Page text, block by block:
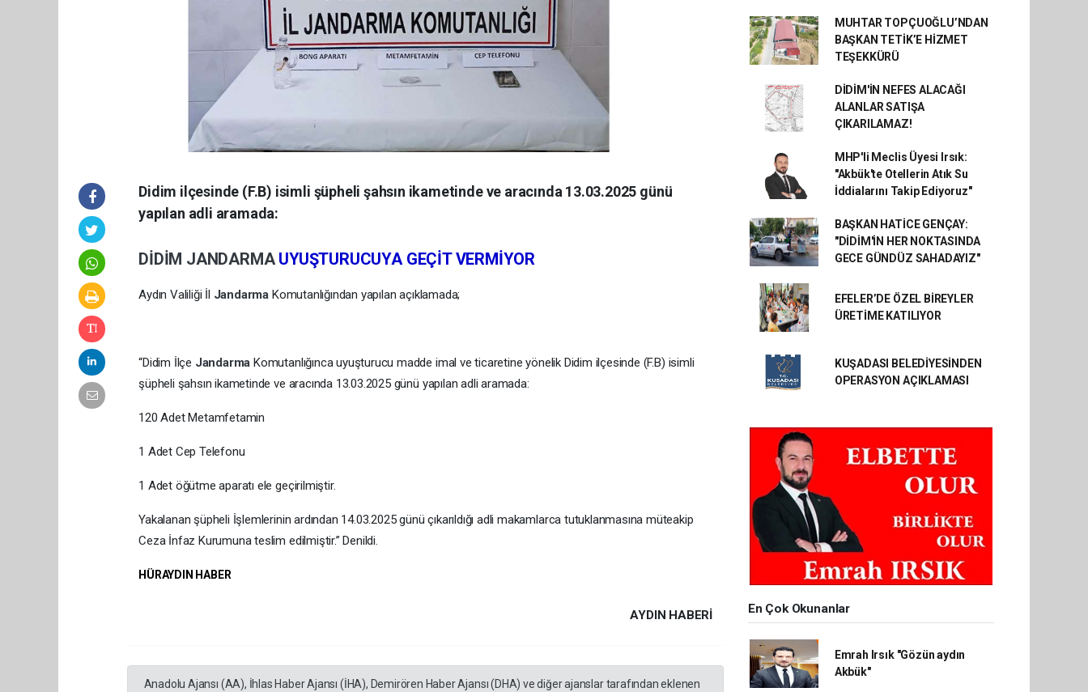
Didim ilçesinde (F.B) isimli şüpheli şahsın ikametinde ve aracında 13.03.2025 günü
yapılan adli aramada:
DİDİM JANDARMAUYUŞTURUCUYA GEÇİT VERMİYOR
Aydın Valiliği İl Jandarma Komutanlığından yapılan açıklamada;
“Didim İlçe Jandarma Komutanlığınca uyuşturucu madde imal ve ticaretine yönelik Didim ilçesinde (F.B) isimli
şüpheli şahsın ikametinde ve aracında 13.03.2025 günü yapılan adli aramada:
120 Adet Metamfetamin
1 Adet Cep Telefonu
1 Adet öğütme aparatı ele geçirilmiştir.
Yakalanan şüpheli İşlemlerinin ardından 14.03.2025 günü çıkarıldığı adli makamlarca tutuklanmasına müteakip
Ceza İnfaz Kurumuna teslim edilmiştir.” Denildi.
HÜRAYDIN HABER
AYDIN HABERİ
Anadolu Ajansı (AA), İhlas Haber Ajansı (İHA), Demirören Haber Ajansı (DHA) ve diğer ajanslar tarafından eklenen
MUHTAR TOPÇUOĞLU’NDAN
BAŞKAN TETİK’E HİZMET
TEŞEKKÜRÜ
DİDİM'İN NEFES ALACAĞI
ALANLAR SATIŞA
ÇIKARILAMAZ!
MHP'li Meclis Üyesi Irsık:
"Akbük'te Otellerin Atık Su
İddialarını Takip Ediyoruz"
BAŞKAN HATİCE GENÇAY:
"DİDİM'İN HER NOKTASINDA
GECE GÜNDÜZ SAHADAYIZ"
EFELER’DE ÖZEL BİREYLER
ÜRETİME KATILIYOR
KUŞADASI BELEDİYESİNDEN
OPERASYON AÇIKLAMASI
En Çok Okunanlar
Emrah Irsık "Gözün aydın
Akbük"